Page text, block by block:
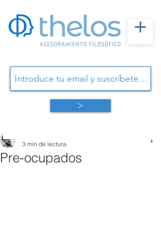
Pre-ocupados
3 min de lectura
>